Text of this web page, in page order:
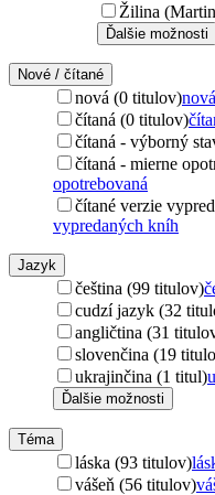
Žilina
Ďalšie možnosti
Nové / čítané
nová (0 titulov)nová
čítaná (0 titulov)
čítaná - výborný
čítaná - mierne
opotrebovaná
čítané verzie
vypredaných kníh
Jazyk
čeština (99 titulov)
cudzí jazyk (32
angličtina (31
slovenčina (19
ukrajinčina (1 titul)
Ďalšie možnosti
Téma
láska (93 titulov)
vášeň (56 titulov)